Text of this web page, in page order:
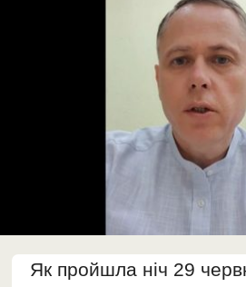
Як пройшла ніч 29